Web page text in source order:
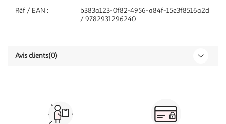
Réf / EAN :
b383a123-0f82-4956-a84f-15e3f8516a2d
/ 9782931296240
Avis clients(0)